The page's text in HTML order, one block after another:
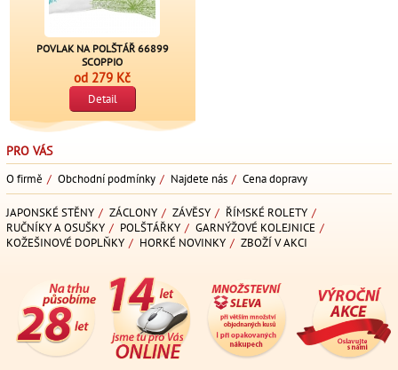
POVLAK NA POLŠTÁŘ 66899
SCOPPIO
od 279 Kč
Detail
PRO VÁS
O firmě / Obchodní podmínky / Najdete nás / Cena dopravy
JAPONSKÉ STĚNY / ZÁCLONY / ZÁVĚSY / ŘÍMSKÉ ROLETY /
RUČNÍKY A OSUŠKY / POLŠTÁŘKY / GARNÝŽOVÉ KOLEJNICE /
KOŽEŠINOVÉ DOPLŇKY / HORKÉ NOVINKY / ZBOŽÍ V AKCI